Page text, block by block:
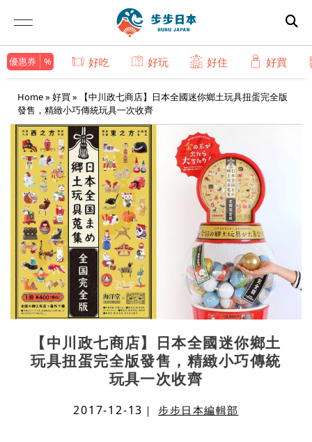
優惠券 好吃 好玩 好住 好買
Home» 好買 » 【中川政七商店】日本全國迷你鄉土玩具扭蛋完全版
發售，精緻小巧傳統玩具一次收齊
【中川政七商店】日本全國迷你鄉土
玩具扭蛋完全版發售，精緻小巧傳統
玩具一次收齊
2017-12-13 ｜ 步步日本編輯部